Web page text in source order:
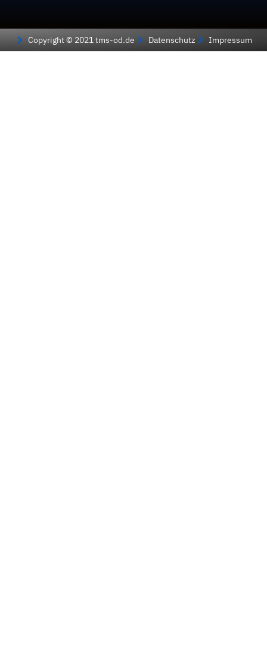
Copyright © 2021 tms-od.de Datenschutz Impressum